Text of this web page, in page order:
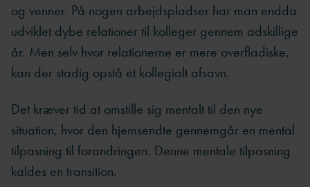
og venner. På nogen arbejdspladser har man endda
udviklet dybe relationer til kolleger gennem adskillige
år. Men selv hvor relationerne er mere overfladiske,
kan der stadig opstå et kollegialt afsavn.
Det kræver tid at omstille sig mentalt til den nye
situation, hvor den hjemsendte gennemgår en mental
tilpasning til forandringen. Denne mentale tilpasning
kaldes en transition.